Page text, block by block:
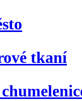
tkaní